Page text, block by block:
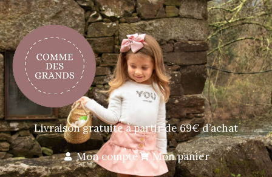
Livraison gratuite à partir de 69€ d’achat
Mon compte Mon panier